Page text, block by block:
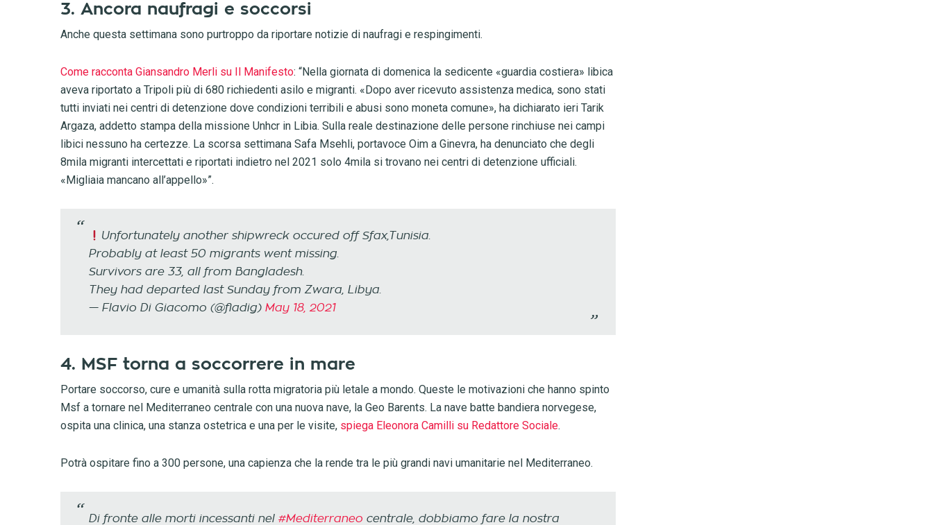
3. Ancora naufragi e soccorsi
Anche questa settimana sono purtroppo da riportare notizie di naufragi e respingimenti.
Come racconta Giansandro Merli su Il Manifesto: “Nella giornata di domenica la sedicente «guardia costiera» libica
aveva riportato a Tripoli più di 680 richiedenti asilo e migranti. «Dopo aver ricevuto assistenza medica, sono stati
tutti inviati nei centri di detenzione dove condizioni terribili e abusi sono moneta comune», ha dichiarato ieri Tarik
Argaza, addetto stampa della missione Unhcr in Libia. Sulla reale destinazione delle persone rinchiuse nei campi
libici nessuno ha certezze. La scorsa settimana Safa Msehli, portavoce Oim a Ginevra, ha denunciato che degli
8mila migranti intercettati e riportati indietro nel 2021 solo 4mila si trovano nei centri di detenzione ufficiali.
«Migliaia mancano all’appello»”.
Unfortunately another shipwreck occured off Sfax,Tunisia.
Probably at least 50 migrants went missing.
Survivors are 33, all from Bangladesh.
They had departed last Sunday from Zwara, Libya.
— Flavio Di Giacomo (@fladig) May 18, 2021
4. MSF torna a soccorrere in mare
Portare soccorso, cure e umanità sulla rotta migratoria più letale a mondo. Queste le motivazioni che hanno spinto
Msf a tornare nel Mediterraneo centrale con una nuova nave, la Geo Barents. La nave batte bandiera norvegese,
ospita una clinica, una stanza ostetrica e una per le visite, spiega Eleonora Camilli su Redattore Sociale.
Potrà ospitare fino a 300 persone, una capienza che la rende tra le più grandi navi umanitarie nel Mediterraneo.
Di fronte alle morti incessanti nel #Mediterraneo centrale, dobbiamo fare la nostra